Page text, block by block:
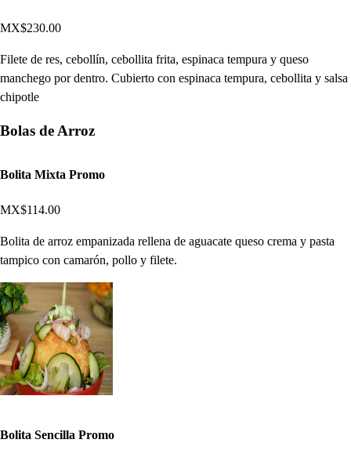
MX$230.00
Filete de res, cebollín, cebollita frita, espinaca tempura y queso
manchego por dentro. Cubierto con espinaca tempura, cebollita y salsa
chipotle
Bolas de Arroz
Bolita Mixta Promo
MX$114.00
Bolita de arroz empanizada rellena de aguacate queso crema y pasta
tampico con camarón, pollo y filete.
Bolita Sencilla Promo